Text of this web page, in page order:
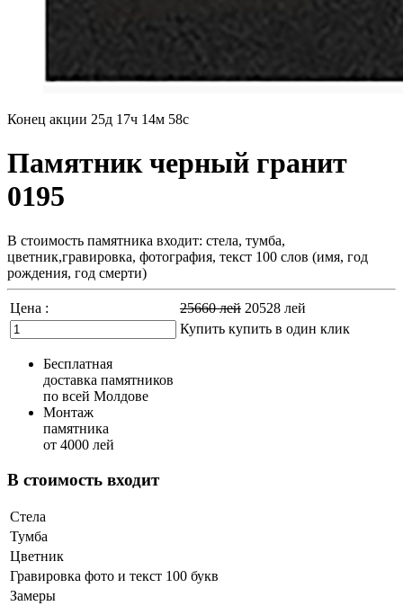
Конец акции 25д 17ч 14м 57с
Памятник черный гранит
0195
В стоимость памятника входит: стела, тумба,
цветник,гравировка, фотография, текст 100 слов (имя, год
рождения, год смерти)
Цена : 25660лей 20528 лей
Купить купить в один клик
Бесплатная
доставка памятников
по всей Молдове
Монтаж
памятника
от 4000 лей
В стоимость входит
Стела
Тумба
Цветник
Гравировка фото и текст 100 букв
Замеры